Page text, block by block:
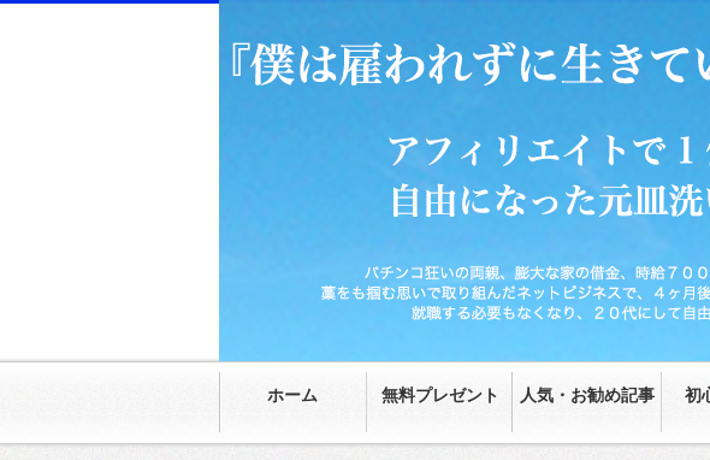
ホーム 無料プレゼント 人気・お勧め記事 初
パチンコ狂いの両親、膨大な家の借金、時給700円の皿洗いの日々…が、
然。就職する必要もなくなり、20代にして自由な日々に突入中。